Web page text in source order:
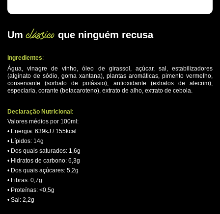
Umclássico que ninguém recusa
Ingredientes:
Água, vinagre de vinho, óleo de girassol, açúcar, sal, estabilizadores
(alginato de sódio, goma xantana), plantas aromáticas, pimento vermelho,
conservante (sorbato de potássio), antioxidante (extratos de alecrim),
especiaria, corante (betacaroteno), extrato de alho, extrato de cebola.
Declaração Nutricional :
Valores médios por 100ml:
• Energia: 639kJ / 155kcal
• Lípidos: 14g
• Dos quais saturados: 1,6g
• Hidratos de carbono: 6,3g
• Dos quais açúcares: 5,2g
• Fibras: 0,7g
• Proteínas: <0,5g
• Sal: 2,2g